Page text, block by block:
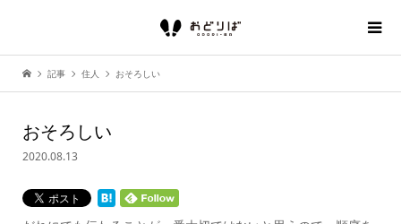
記事 住人 おそろしい
おそろしい
2020.08.13